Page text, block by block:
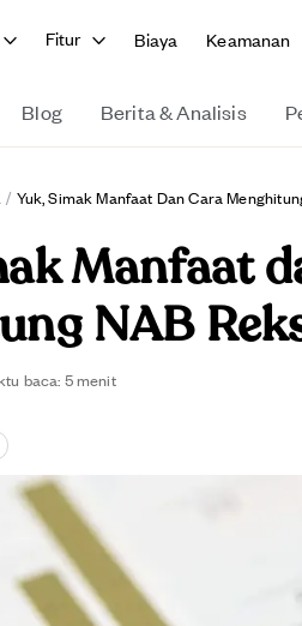
Fitur Biaya Keamanan
Blog Berita & Analisis
/ Yuk, Simak Manfaat Dan Cara
Manfaat
NAB
baca: 5menit